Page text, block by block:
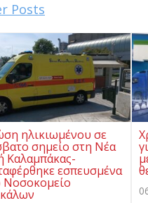
Posts
ηλικιωμένου σε
σημείο στη Νέα
Καλαμπάκας-
εσπευσμένα
Νοσοκομείο